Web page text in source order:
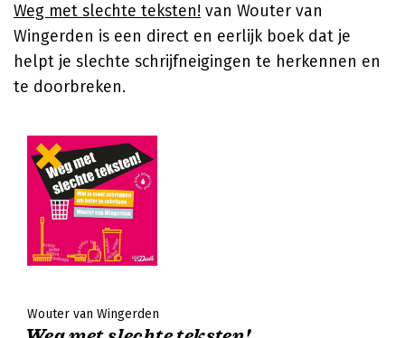
Weg met slechte teksten! van Wouter van
Wingerden is een direct en eerlijk boek dat je
helpt je slechte schrijfneigingen te herkennen en
te doorbreken.
Wouter van Wingerden